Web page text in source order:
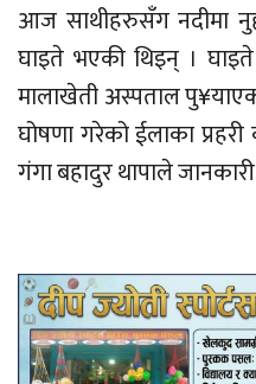
आज साथीहरुसँग नदीमा
घाइते भएकी थिइन् । घाइते
मालाखेती अस्पताल
घोषणा गरेको ईलाका
गंगा बहादुर थापाले